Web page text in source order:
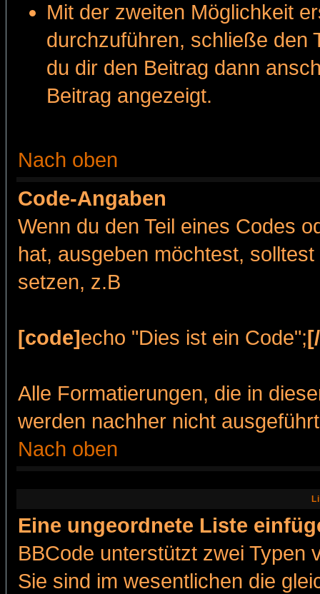
Mit der zweiten Möglichkeit
durchzuführen, schließe den
du dir den Beitrag dann
Beitrag angezeigt.
Nach oben
Code-Angaben
Wenn du den Teil eines Codes
hat, ausgeben möchtest,
setzen, z.B
[code]echo "Dies ist ein Code";
Alle Formatierungen, die in
werden nachher nicht
Nach oben
Eine ungeordnete Liste
BBCode unterstützt zwei Typen
Sie sind im wesentlichen die